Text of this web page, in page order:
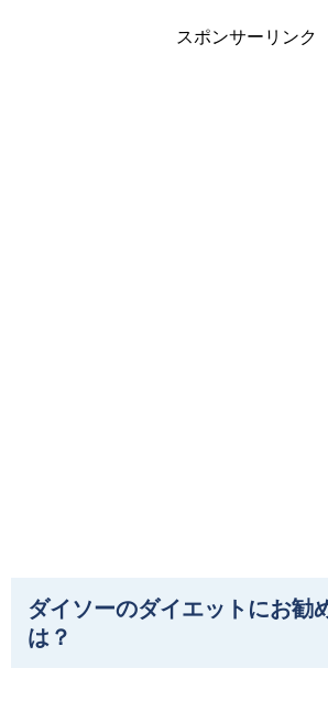
スポンサーリンク
ダイソーのダイエットにお勧
は？